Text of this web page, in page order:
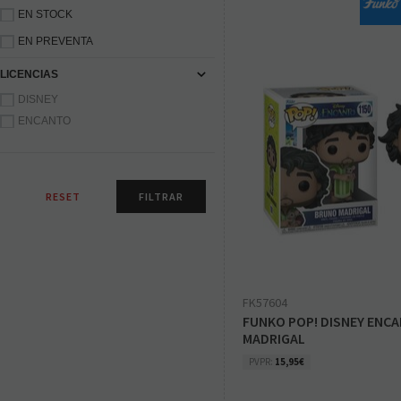
EN STOCK
EN PREVENTA
LICENCIAS
DISNEY
ENCANTO
FK57604
FUNKO POP! DISNEY
MADRIGAL
PVPR: 15,95€